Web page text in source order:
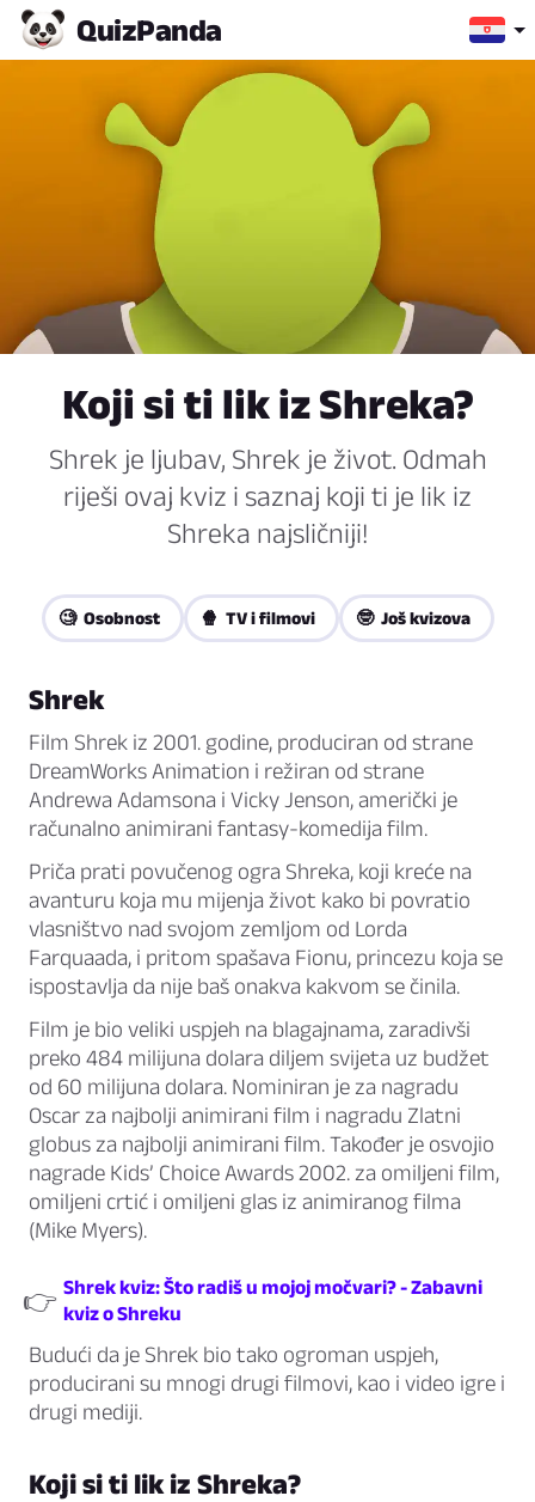
QuizPanda
Koji si ti lik iz Shreka?
Shrek je ljubav, Shrek je život. Odmah
riješi ovaj kviz i saznaj koji ti je lik iz
Shreka najsličniji!
🧐 Osobnost 🍿 TV i filmovi 🤓 Još kvizova
Shrek
Film Shrek iz 2001. godine, produciran od strane
DreamWorks Animation i režiran od strane
Andrewa Adamsona i Vicky Jenson, američki je
računalno animirani fantasy-komedija film.
Priča prati povučenog ogra Shreka, koji kreće na
avanturu koja mu mijenja život kako bi povratio
vlasništvo nad svojom zemljom od Lorda
Farquaada, i pritom spašava Fionu, princezu koja se
ispostavlja da nije baš onakva kakvom se činila.
Film je bio veliki uspjeh na blagajnama, zaradivši
preko 484 milijuna dolara diljem svijeta uz budžet
od 60 milijuna dolara. Nominiran je za nagradu
Oscar za najbolji animirani film i nagradu Zlatni
globus za najbolji animirani film. Također je osvojio
nagrade Kids’ Choice Awards 2002. za omiljeni film,
omiljeni crtić i omiljeni glas iz animiranog filma
(Mike Myers).
👉 Shrek kviz: Što radiš u mojoj močvari? - Zabavni
kviz o Shreku
Budući da je Shrek bio tako ogroman uspjeh,
producirani su mnogi drugi filmovi, kao i video igre i
drugi mediji.
Koji si ti lik iz Shreka?